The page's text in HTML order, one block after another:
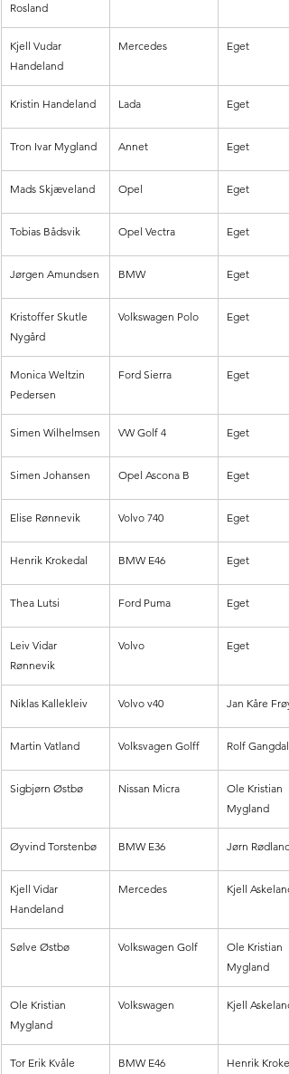
Rosland
Kjell Vudar
Handeland
Mercedes Eget
Kristin Handeland Lada Eget
Tron Ivar Mygland Annet Eget
Mads Skjæveland Opel Eget
Tobias Bådsvik Opel Vectra Eget
Jørgen Amundsen BMW Eget
Kristoffer Skutle
Nygård
Volkswagen Polo Eget
Monica Weltzin
Pedersen
Ford Sierra Eget
Simen Wilhelmsen VW Golf 4 Eget
Simen Johansen Opel Ascona B Eget
Elise Rønnevik Volvo 740 Eget
Henrik Krokedal BMW E46 Eget
Thea Lutsi Ford Puma Eget
Leiv Vidar
Rønnevik
Volvo Eget
Niklas Kallekleiv Volvo v40 Jan Kåre
Martin Vatland Volksvagen Golff Rolf Gangdal
Sigbjørn Østbø Nissan Micra
Ole Kristian
Mygland
Øyvind Torstenbø BMW E36 Jørn Rødland
Kjell Vidar
Handeland
Mercedes Kjell Askeland
Sølve Østbø Volkswagen Golf
Ole Kristian
Mygland
Ole Kristian
Mygland
Volkswagen Kjell Askeland
Tor Erik Kvåle BMW E46 Henrik